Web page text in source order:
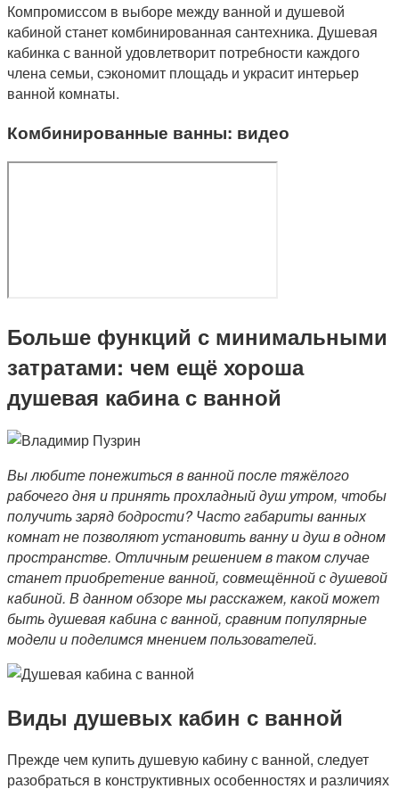
Компромиссом в выборе между ванной и душевой
кабиной станет комбинированная сантехника. Душевая
кабинка с ванной удовлетворит потребности каждого
члена семьи, сэкономит площадь и украсит интерьер
ванной комнаты.
Комбинированные ванны: видео
Больше функций с минимальными
затратами: чем ещё хороша
душевая кабина с ванной
Вы любите понежиться в ванной после тяжёлого
рабочего дня и принять прохладный душ утром, чтобы
получить заряд бодрости? Часто габариты ванных
комнат не позволяют установить ванну и душ в одном
пространстве. Отличным решением в таком случае
станет приобретение ванной, совмещённой с душевой
кабиной. В данном обзоре мы расскажем, какой может
быть душевая кабина с ванной, сравним популярные
модели и поделимся мнением пользователей.
Виды душевых кабин с ванной
Прежде чем купить душевую кабину с ванной, следует
разобраться в конструктивных особенностях и различиях